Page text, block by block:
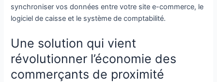
synchroniser vos données entre votre site e-commerce, le
logiciel de caisse et le système de comptabilité.
Une solution qui vient
révolutionner l’économie des
commerçants de proximité